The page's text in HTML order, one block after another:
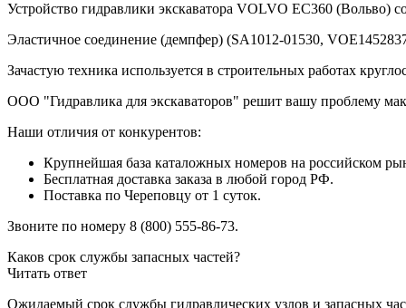
Устройство гидравлики экскаватора VOLVO EC360 (Вольво)
Эластичное соединение (демпфер) (SA1012-01530,
Зачастую техника используется в строительных работах
ООО "Гидравлика для экскаваторов" решит вашу проблему
Наши отличия от конкурентов:
Крупнейшая база каталожных номеров на российском
Бесплатная доставка заказа в любой город РФ.
Поставка по Череповцу от 1 суток.
Звоните по номеру 8 (800) 555-86-73.
Каков срок службы запасных частей?
Читать ответ
Ожидаемый срок службы гидравлических узлов и запасных